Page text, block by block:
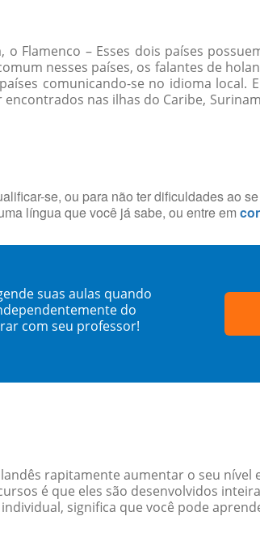
Flamenco – Esses dois países
nesses países, os falantes de
comunicando-se no idioma local.
nas ilhas do Caribe,
se, ou para não ter dificuldades ao
língua que você já sabe, ou entre em
suas aulas quando
do
com seu professor!
rapitamente aumentar o seu nível
é que eles são desenvolvidos
significa que você pode